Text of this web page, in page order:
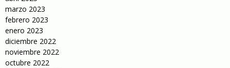
marzo 2023
febrero 2023
enero 2023
diciembre 2022
noviembre 2022
octubre 2022